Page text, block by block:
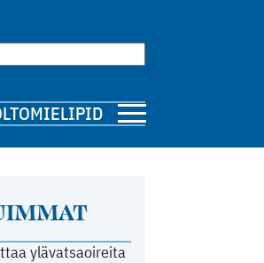
MIELIPIDE
ylävatsaoireita